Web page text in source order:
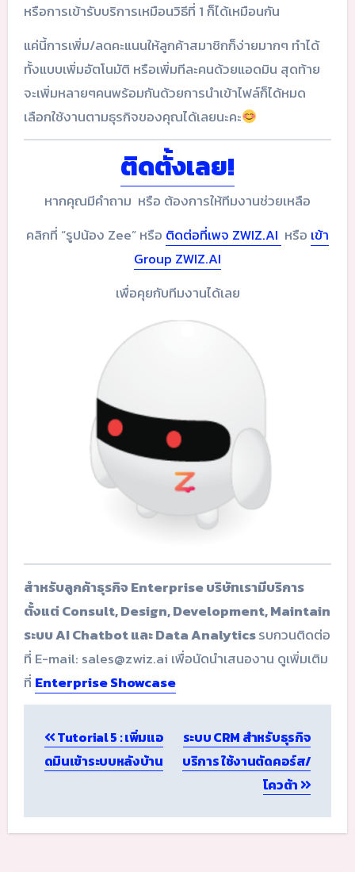
หรือการเข้ารับบริการเหมือนวิธีที่ 1 ก็ได้เหมือนกัน
แค่นี้การเพิ่ม/ลดคะแนนให้ลูกค้าสมาชิกก็ง่ายมากๆ ทำได้
ทั้งแบบเพิ่มอัตโนมัติ หรือเพิ่มทีละคนด้วยแอดมิน สุดท้าย
จะเพิ่มหลายๆคนพร้อมกันด้วยการนำเข้าไฟล์ก็ได้หมด
เลือกใช้งานตามธุรกิจของคุณได้เลยนะคะ
ติดตั้งเลย!
หากคุณมีคำถาม หรือ ต้องการให้ทีมงานช่วยเหลือ
คลิกที่ “รูปน้อง Zee” หรือ ติดต่อที่เพจ ZWIZ.AI หรือ เข้า
Group ZWIZ.AI
เพื่อคุยกับทีมงานได้เลย
สำหรับลูกค้าธุรกิจ Enterprise บริษัทเรามีบริการ
ตั้งแต่ Consult, Design, Development, Maintain
ระบบ AI Chatbot และ Data Analyticsรบกวนติดต่อ
ที่ E-mail: sales@zwiz.ai เพื่อนัดนำเสนองาน ดูเพิ่มเติม
ที่ Enterprise Showcase
navigation
Tutorial 5 : เพิ่มแอ
ดมินเข้าระบบหลังบ้าน
ระบบ CRM สำหรับธุรกิจ
บริการ ใช้งานตัดคอร์ส/
โควต้า